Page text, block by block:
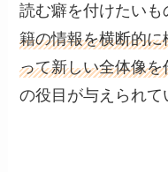
読む癖を付けたい
籍の情報を横断的
って新しい全体像を
の役目が与えられて